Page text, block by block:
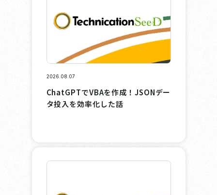
2026.08.07
ChatGPTでVBAを作成！JSONデー
タ投入を効率化した話